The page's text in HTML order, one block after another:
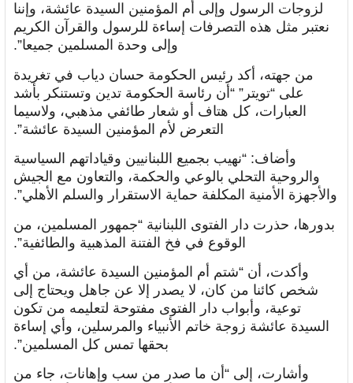
لزوجات الرسول وإلى أم المؤمنين السيدة عائشة، وإننا
نعتبر مثل هذه التصرفات إساءة للرسول والقرآن الكريم
وإلى وحدة المسلمين جميعا”.
من جهته، أكد رئيس الحكومة حسان دياب في تغريدة
على “تويتر” “أن رئاسة الحكومة تدين وتستنكر بأشد
العبارات، كل هتاف أو شعار طائفي مذهبي، ولاسيما
التعرض لأم المؤمنين السيدة عائشة”.
وأضاف: “نهيب بجميع اللبنانيين وقياداتهم السياسية
والروحية التحلي بالوعي والحكمة، والتعاون مع الجيش
والأجهزة الأمنية المكلفة حماية الاستقرار والسلم الأهلي”.
بدورها، حذرت دار الفتوى اللبنانية “جمهور المسلمين، من
الوقوع في فخ الفتنة المذهبية والطائفية”.
وأكدت، أن “شتم أم المؤمنين السيدة عائشة، من أي
شخص كائنا من كان، لا يصدر إلا عن جاهل ويحتاج إلى
توعية، وأبواب دار الفتوى مفتوحة لتعليمه من تكون
السيدة عائشة زوجة خاتم الأنبياء والمرسلين، وأي إساءة
بحقها تمس كل المسلمين”.
وأشارت، إلى “أن ما صدر من سب وإهانات، جاء من